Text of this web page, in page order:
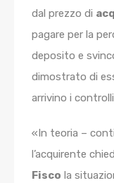
dal prezzo di
pagare per la
deposito e
dimostrato di
arrivino i
«In teoria –
l’acquirente
Fisco la